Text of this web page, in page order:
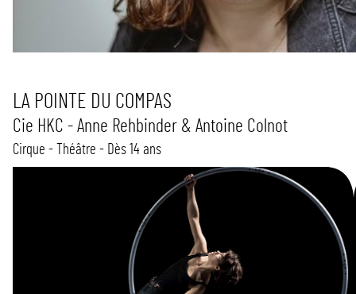
LA POINTE DU COMPAS
Cie HKC - Anne Rehbinder & Antoine Colnot
Cirque - Théâtre - Dès 14 ans